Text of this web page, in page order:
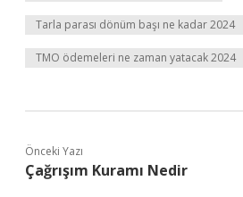
Tarla parası dönüm başı ne kadar 2024
TMO ödemeleri ne zaman yatacak 2024
Önceki Yazı
Çağrışım Kuramı Nedir